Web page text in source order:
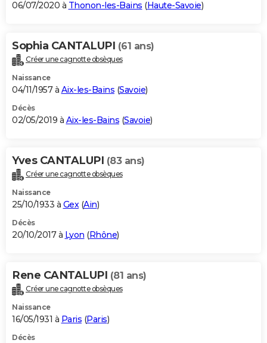
06/07/2020 à Thonon-les-Bains (Haute-Savoie)
Sophia CANTALUPI (61 ans)
Créer une cagnotte obsèques
Naissance
04/11/1957 à Aix-les-Bains (Savoie)
Décès
02/05/2019 à Aix-les-Bains (Savoie)
Yves CANTALUPI (83 ans)
Créer une cagnotte obsèques
Naissance
25/10/1933 à Gex(Ain)
Décès
20/10/2017 à Lyon (Rhône)
Rene CANTALUPI (81 ans)
Créer une cagnotte obsèques
Naissance
16/05/1931 à Paris (Paris)
Décès